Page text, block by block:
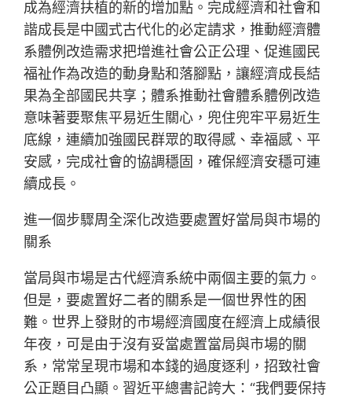
成為經濟扶植的新的增加點。完成經濟和社會和
諧成長是中國式古代化的必定請求，推動經濟體
系體例改造需求把增進社會公正公理、促進國民
福祉作為改造的動身點和落腳點，讓經濟成長結
果為全部國民共享；體系推動社會體系體例改造
意味著要聚焦平易近生關心，兜住兜牢平易近生
底線，連續加強國民群眾的取得感、幸福感、平
安感，完成社會的協調穩固，確保經濟安穩可連
續成長。
進一個步驟周全深化改造要處置好當局與市場的
關系
當局與市場是古代經濟系統中兩個主要的氣力。
但是，要處置好二者的關系是一個世界性的困
難。世界上發財的市場經濟國度在經濟上成績很
年夜，可是由于沒有妥當處置當局與市場的關
系，常常呈現市場和本錢的過度逐利，招致社會
公正題目凸顯。習近平總書記誇大：“我們要保持